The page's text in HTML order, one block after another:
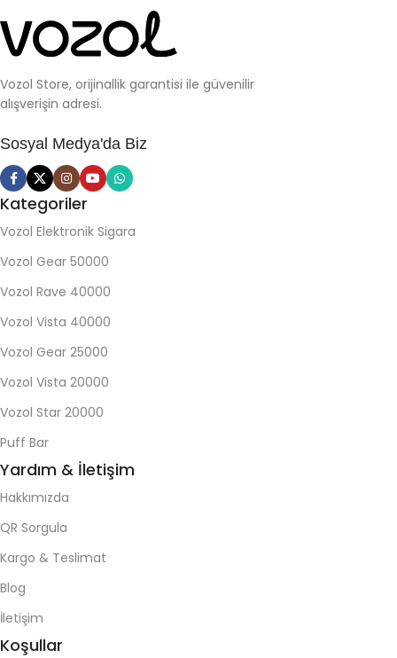
Vozol Store, orijinallik garantisi ile güvenilir
alışverişin adresi.
Sosyal Medya'da Biz
Kategoriler
Vozol Elektronik Sigara
Vozol Gear 50000
Vozol Rave 40000
Vozol Vista 40000
Vozol Gear 25000
Vozol Vista 20000
Vozol Star 20000
Puff Bar
Yardım & İletişim
Hakkımızda
QR Sorgula
Kargo & Teslimat
Blog
İletişim
Koşullar